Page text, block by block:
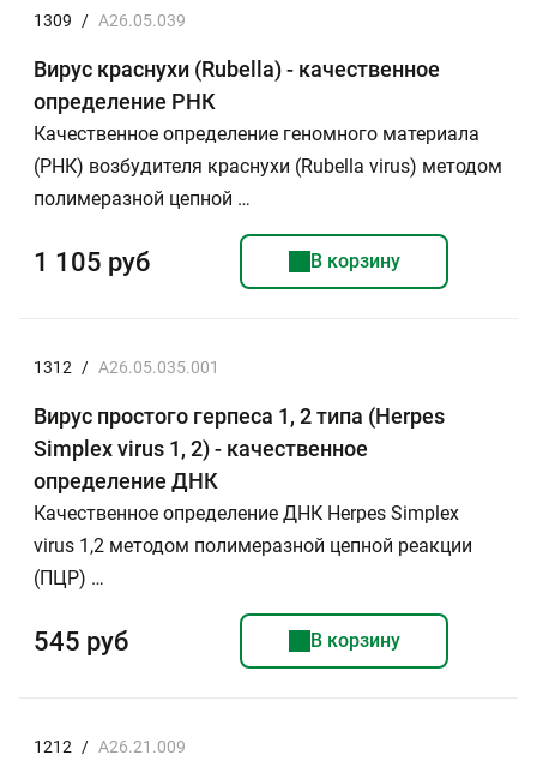
1309 / A26.05.039
Вирус краснухи (Rubella) - качественное
определение РНК
Качественное определение геномного материала
(РНК) возбудителя краснухи (Rubella virus) методом
полимеразной цепной …
1 105 руб В корзину
1312 / A26.05.035.001
Вирус простого герпеса 1, 2 типа (Herpes
Simplex virus 1, 2) - качественное
определение ДНК
Качественное определение ДНК Herpes Simplex
virus 1,2 методом полимеразной цепной реакции
(ПЦР) …
545 руб В корзину
1212 / A26.21.009